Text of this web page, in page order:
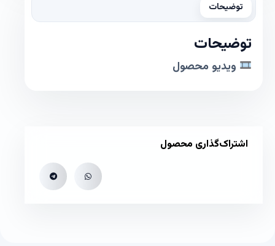
توضیحات
توضیحات
ویدیو محصول
اشتراک‌گذاری محصول